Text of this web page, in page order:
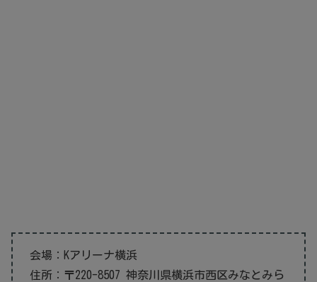
会場：Kアリーナ横浜
住所：〒220-8507 神奈川県横浜市西区みなとみら